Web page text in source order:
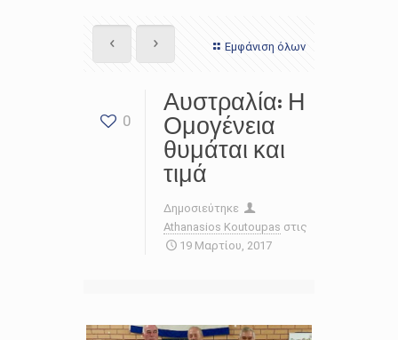
Εμφάνιση όλων
0
Αυστραλία: Η
Ομογένεια
θυμάται και
τιμά
Δημοσιεύτηκε
Athanasios Koutoupas στις
19 Μαρτίου, 2017